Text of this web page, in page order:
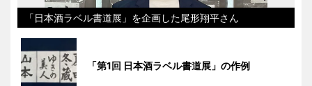
「日本酒ラベル書道展」を企画した尾形翔平さん
「第1回 日本酒ラベル書道展」の作例